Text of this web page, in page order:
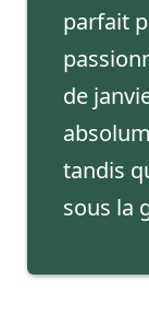
parfait
de
tandis
sous la